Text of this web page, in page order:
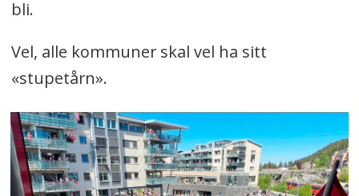
bli.
Vel, alle kommuner skal vel ha sitt
«stupetårn».